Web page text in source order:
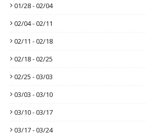
01/28 - 02/04
02/04 - 02/11
02/11 - 02/18
02/18 - 02/25
02/25 - 03/03
03/03 - 03/10
03/10 - 03/17
03/17 - 03/24